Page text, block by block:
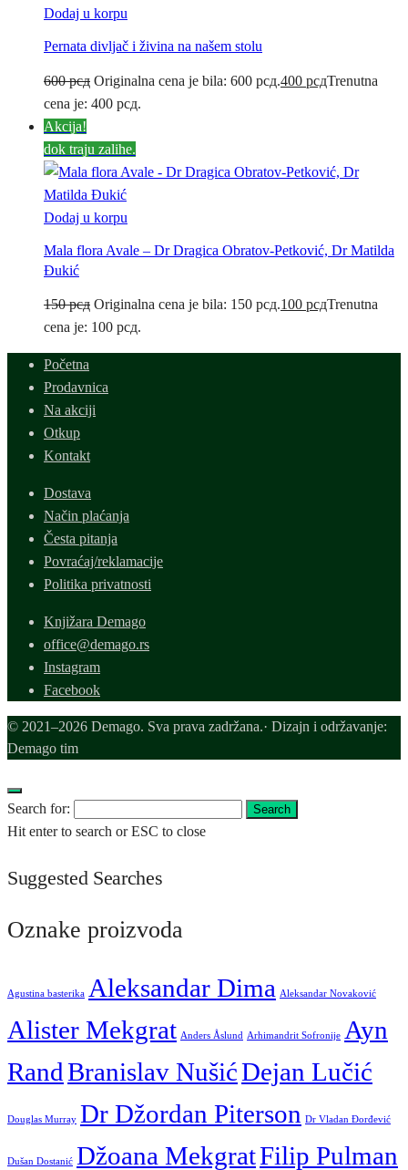
Dodaj u korpu
Pernata divljač i živina na našem stolu
600рсд Originalna cena je bila: 600 рсд.400 рсдTrenutna
cena je: 400 рсд.
Akcija!
dok traju zalihe.
Dodaj u korpu
Mala flora Avale – Dr Dragica Obratov-Petković, Dr Matilda
Đukić
150рсд Originalna cena je bila: 150 рсд.100 рсдTrenutna
cena je: 100 рсд.
Početna
Prodavnica
Na akciji
Otkup
Kontakt
Dostava
Način plaćanja
Česta pitanja
Povraćaj/reklamacije
Politika privatnosti
Knjižara Demago
office@demago.rs
Instagram
Facebook
© 2021–2026 Demago. Sva prava zadržana.· Dizajn i održavanje:
Demago tim
Search for: Search
Hit enter to search or ESC to close
Suggested Searches
Oznake proizvoda
Agustina basterika Aleksandar Dima Aleksandar Novaković
Alister Mekgrat Anders Åslund Arhimandrit Sofronije Ayn
RandBranislav NušićDejan Lučić
Douglas Murray Dr Džordan Piterson Dr Vladan Đorđević
Dušan Dostanić Džoana MekgratFilip Pulman